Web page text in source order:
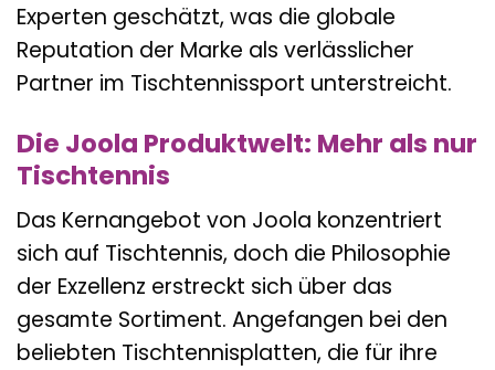
Experten geschätzt, was die globale
Reputation der Marke als verlässlicher
Partner im Tischtennissport unterstreicht.
Die Joola Produktwelt: Mehr als nur
Tischtennis
Das Kernangebot von Joola konzentriert
sich auf Tischtennis, doch die Philosophie
der Exzellenz erstreckt sich über das
gesamte Sortiment. Angefangen bei den
beliebten Tischtennisplatten, die für ihre